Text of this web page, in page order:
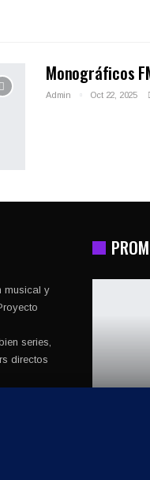
Monográficos
Admin Oct 22, 2025
musical y
series,
directos